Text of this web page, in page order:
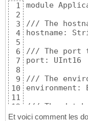
1
2
3
4
5
6
7
8
9
10
11
12
13
module
/// The
hostname:
/// The port
port: UInt16
/// The
environment:
/// The
database:
Et voici comment les